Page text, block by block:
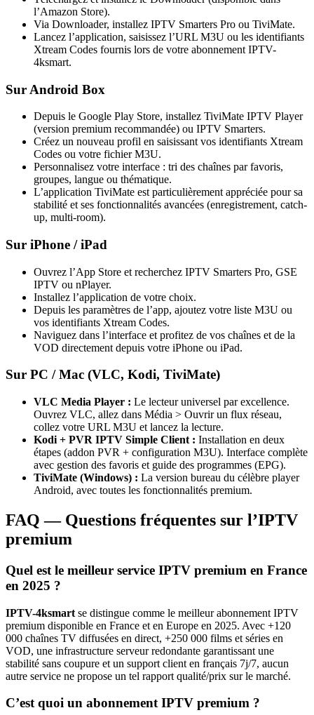
l’Amazon Store).
Via Downloader, installez IPTV Smarters Pro ou TiviMate.
Lancez l’application, saisissez l’URL M3U ou les identifiants
Xtream Codes fournis lors de votre abonnement IPTV-
4ksmart.
Sur Android Box
Depuis le Google Play Store, installez TiviMate IPTV Player
(version premium recommandée) ou IPTV Smarters.
Créez un nouveau profil en saisissant vos identifiants Xtream
Codes ou votre fichier M3U.
Personnalisez votre interface : tri des chaînes par favoris,
groupes, langue ou thématique.
L’application TiviMate est particulièrement appréciée pour sa
stabilité et ses fonctionnalités avancées (enregistrement, catch-
up, multi-room).
Sur iPhone / iPad
Ouvrez l’App Store et recherchez IPTV Smarters Pro, GSE
IPTV ou nPlayer.
Installez l’application de votre choix.
Depuis les paramètres de l’app, ajoutez votre liste M3U ou
vos identifiants Xtream Codes.
Naviguez dans l’interface et profitez de vos chaînes et de la
VOD directement depuis votre iPhone ou iPad.
Sur PC / Mac (VLC, Kodi, TiviMate)
VLC Media Player : Le lecteur universel par excellence.
Ouvrez VLC, allez dans Média > Ouvrir un flux réseau,
collez votre URL M3U et lancez la lecture.
Kodi + PVR IPTV Simple Client : Installation en deux
étapes (addon PVR + configuration M3U). Interface complète
avec gestion des favoris et guide des programmes (EPG).
TiviMate (Windows) : La version bureau du célèbre player
Android, avec toutes les fonctionnalités premium.
FAQ — Questions fréquentes sur l’IPTV
premium
Quel est le meilleur service IPTV premium en France
en 2025 ?
IPTV-4ksmart se distingue comme le meilleur abonnement IPTV
premium disponible en France et en Europe en 2025. Avec +120
000 chaînes TV diffusées en direct, +250 000 films et séries en
VOD, une infrastructure serveur redondante garantissant une
stabilité sans coupure et un support client en français 7j/7, aucun
autre service ne propose un tel rapport qualité/prix sur le marché.
C’est quoi un abonnement IPTV premium ?